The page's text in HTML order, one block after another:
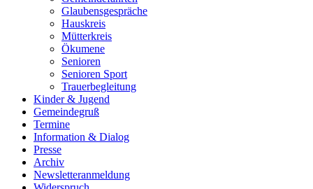
Glaubensgespräche
Hauskreis
Mütterkreis
Ökumene
Senioren
Senioren Sport
Trauerbegleitung
Kinder & Jugend
Gemeindegruß
Termine
Information & Dialog
Presse
Archiv
Newsletteranmeldung